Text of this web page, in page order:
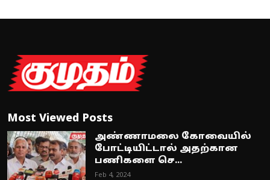
Most Viewed Posts
அண்ணாமலை கோவையில்
போட்டியிட்டால் அதற்கான
பணிகளை செ...
Feb 4, 2024